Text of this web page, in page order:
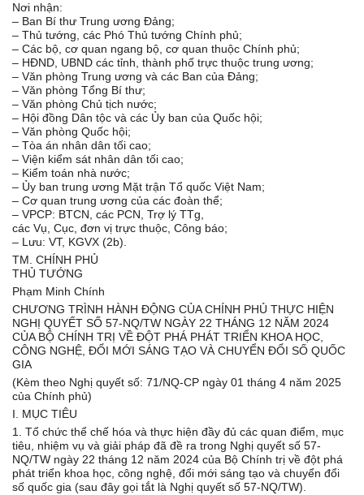
Nơi nhận:
– Ban Bí thư Trung ương Đảng;
– Thủ tướng, các Phó Thủ tướng Chính phủ;
– Các bộ, cơ quan ngang bộ, cơ quan thuộc Chính phủ;
– HĐND, UBND các tỉnh, thành phố trực thuộc trung ương;
– Văn phòng Trung ương và các Ban của Đảng;
– Văn phòng Tổng Bí thư;
– Văn phòng Chủ tịch nước;
– Hội đồng Dân tộc và các Ủy ban của Quốc hội;
– Văn phòng Quốc hội;
– Tòa án nhân dân tối cao;
– Viện kiểm sát nhân dân tối cao;
– Kiểm toán nhà nước;
– Ủy ban trung ương Mặt trận Tổ quốc Việt Nam;
– Cơ quan trung ương của các đoàn thể;
– VPCP: BTCN, các PCN, Trợ lý TTg,
các Vụ, Cục, đơn vị trực thuộc, Công báo;
– Lưu: VT, KGVX (2b).
TM. CHÍNH PHỦ
THỦ TƯỚNG
Phạm Minh Chính
CHƯƠNG TRÌNH HÀNH ĐỘNG CỦA CHÍNH PHỦ THỰC HIỆN
NGHỊ QUYẾT SỐ 57-NQ/TW NGÀY 22 THÁNG 12 NĂM 2024
CỦA BỘ CHÍNH TRỊ VỀ ĐỘT PHÁ PHÁT TRIỂN KHOA HỌC,
CÔNG NGHỆ, ĐỔI MỚI SÁNG TẠO VÀ CHUYỂN ĐỔI SỐ QUỐC
GIA
(Kèm theo Nghị quyết số: 71/NQ-CP ngày 01 tháng 4 năm 2025
của Chính phủ)
I. MỤC TIÊU
1. Tổ chức thể chế hóa và thực hiện đầy đủ các quan điểm, mục
tiêu, nhiệm vụ và giải pháp đã đề ra trong Nghị quyết số 57-
NQ/TW ngày 22 tháng 12 năm 2024 của Bộ Chính trị về đột phá
phát triển khoa học, công nghệ, đổi mới sáng tạo và chuyển đổi
số quốc gia (sau đây gọi tắt là Nghị quyết số 57-NQ/TW).